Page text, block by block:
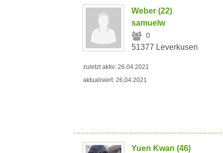
Weber (22)
samuelw
0
51377 Leverkusen
zuletzt aktiv: 26.04.2021
aktualisiert: 26.04.2021
Yuen Kwan (46)